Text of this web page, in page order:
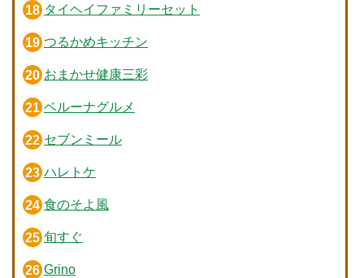
タイヘイファミリーセット
つるかめキッチン
おまかせ健康三彩
ベルーナグルメ
セブンミール
ハレトケ
食のそよ風
旬すぐ
Grino